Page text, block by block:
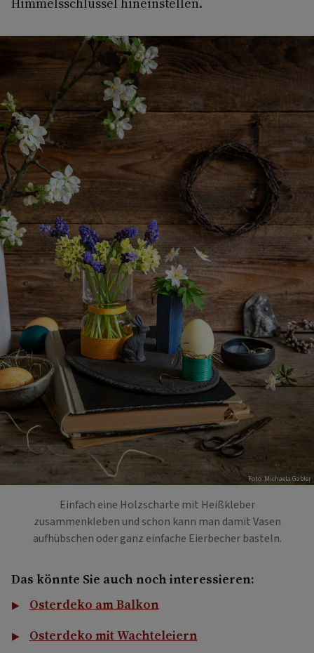
Foto: Michaela Gabler
Einfach eine Holzscharte mit Heißkleber
zusammenkleben und schon kann man damit Vasen
aufhübschen oder ganz einfache Eierbecher basteln.
Das könnte Sie auch noch interessieren:
Osterdeko am Balkon
Osterdeko mit Wachteleiern